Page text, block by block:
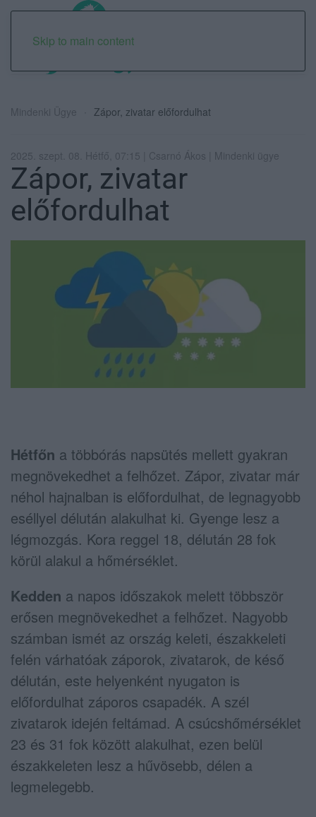
Skip to main content
Mindenki Ügye Zápor, zivatar előfordulhat
2025. szept. 08. Hétfő, 07:15 | Csarnó Ákos | Mindenki ügye
Zápor, zivatar
előfordulhat
Hétfőn a többórás napsütés mellett gyakran
megnövekedhet a felhőzet. Zápor, zivatar már
néhol hajnalban is előfordulhat, de legnagyobb
eséllyel délután alakulhat ki. Gyenge lesz a
légmozgás. Kora reggel 18, délután 28 fok
körül alakul a hőmérséklet.
Kedden a napos időszakok melett többször
erősen megnövekedhet a felhőzet. Nagyobb
számban ismét az ország keleti, északkeleti
felén várhatóak záporok, zivatarok, de késő
délután, este helyenként nyugaton is
előfordulhat záporos csapadék. A szél
zivatarok idején feltámad. A csúcshőmérséklet
23 és 31 fok között alakulhat, ezen belül
északkeleten lesz a hűvösebb, délen a
legmelegebb.